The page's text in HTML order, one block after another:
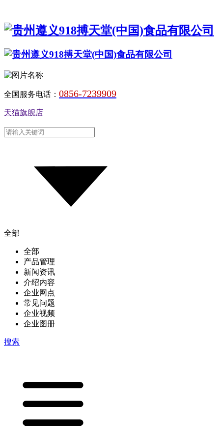
全国服务电话： 0856-7239909
天猫旗舰店
全部
全部
产品管理
新闻资讯
介绍内容
企业网点
常见问题
企业视频
企业图册
搜索